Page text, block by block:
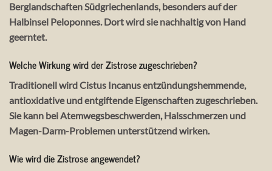
Berglandschaften Südgriechenlands, besonders auf der
Halbinsel Peloponnes. Dort wird sie nachhaltig von Hand
geerntet.
Welche Wirkung wird der Zistrose zugeschrieben?
Traditionell wird Cistus Incanus entzündungshemmende,
antioxidative und entgiftende Eigenschaften zugeschrieben.
Sie kann bei Atemwegsbeschwerden, Halsschmerzen und
Magen-Darm-Problemen unterstützend wirken.
Wie wird die Zistrose angewendet?